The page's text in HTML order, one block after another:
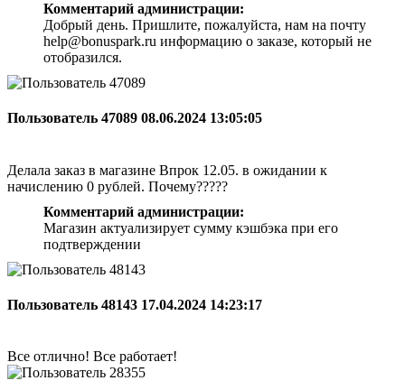
Комментарий администрации:
Добрый день. Пришлите, пожалуйста, нам на почту
help@bonuspark.ru информацию о заказе, который не
отобразился.
Пользователь 47089 08.06.2024 13:05:05
Делала заказ в магазине Впрок 12.05. в ожидании к
начислению 0 рублей. Почему?????
Комментарий администрации:
Магазин актуализирует сумму кэшбэка при его
подтверждении
Пользователь 48143 17.04.2024 14:23:17
Все отлично! Все работает!